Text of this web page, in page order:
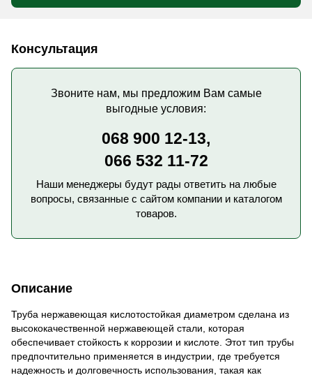
Консультация
Звоните нам, мы предложим Вам самые
выгодные условия:
068 900 12-13,
066 532 11-72
Наши менеджеры будут рады ответить на любые
вопросы, связанные с сайтом компании и каталогом
товаров.
Описание
Труба нержавеющая кислотостойкая диаметром сделана из
высококачественной нержавеющей стали, которая
обеспечивает стойкость к коррозии и кислоте. Этот тип трубы
предпочтительно применяется в индустрии, где требуется
надежность и долговечность использования, такая как